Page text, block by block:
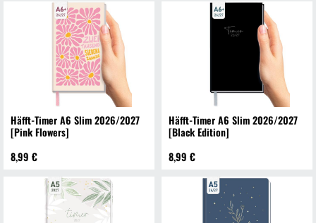
Häfft-Timer A6 Slim 2026/2027
[Pink Flowers]
8,99 €
Häfft-Timer A6 Slim 2026/2027
[Black Edition]
8,99 €